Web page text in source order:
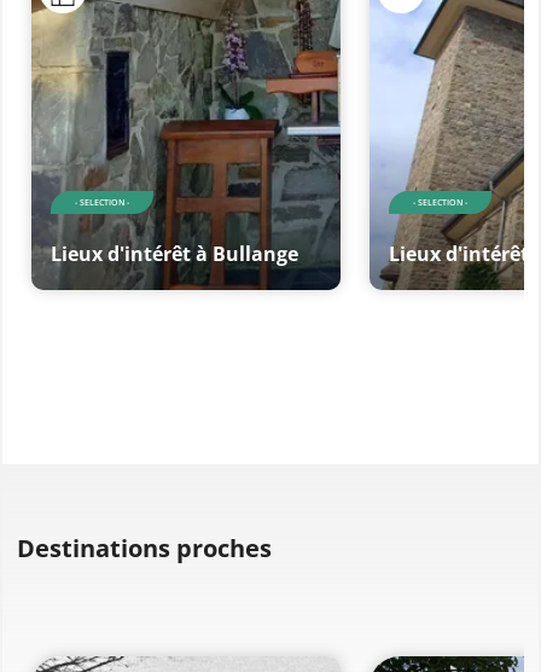
- SELECTION -
Lieux d'intérêt à Bullange
- SELECTION -
Lieux d'intérêt
Destinations proches